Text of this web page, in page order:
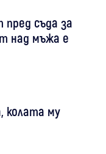
съда за
над мъжа е
колата му